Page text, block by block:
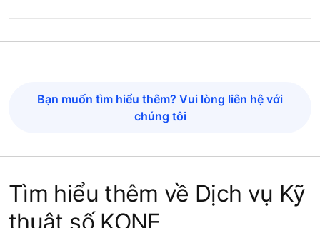
Bạn muốn tìm hiểu thêm? Vui lòng liên hệ với
chúng tôi
Tìm hiểu thêm về Dịch vụ Kỹ
thuật số KONE